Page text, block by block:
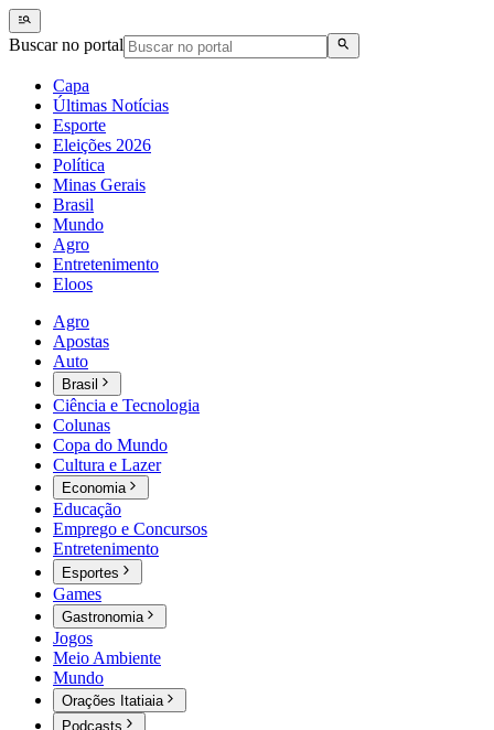
Buscar no portal
Capa
Últimas Notícias
Esporte
Eleições 2026
Política
Minas Gerais
Brasil
Mundo
Agro
Entretenimento
Eloos
Agro
Apostas
Auto
Brasil
Ciência e Tecnologia
Colunas
Copa do Mundo
Cultura e Lazer
Economia
Educação
Emprego e Concursos
Entretenimento
Esportes
Games
Gastronomia
Jogos
Meio Ambiente
Mundo
Orações Itatiaia
Podcasts